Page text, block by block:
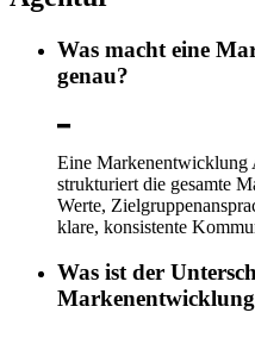
Was macht eine
genau?
Eine Markenentwicklung
strukturiert die gesamte
Werte,
klare, konsistente
Was ist der